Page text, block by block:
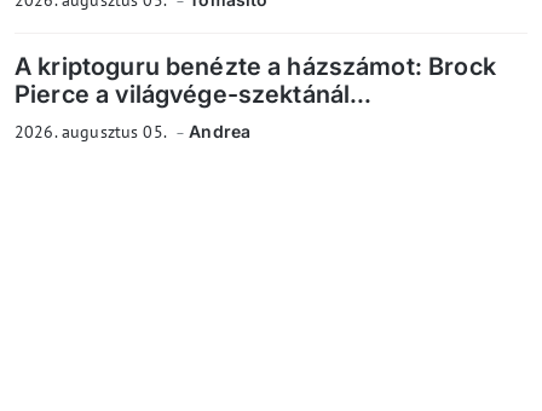
A kriptoguru benézte a házszámot: Brock
Pierce a világvége-szektánál...
2026. augusztus 05. Andrea